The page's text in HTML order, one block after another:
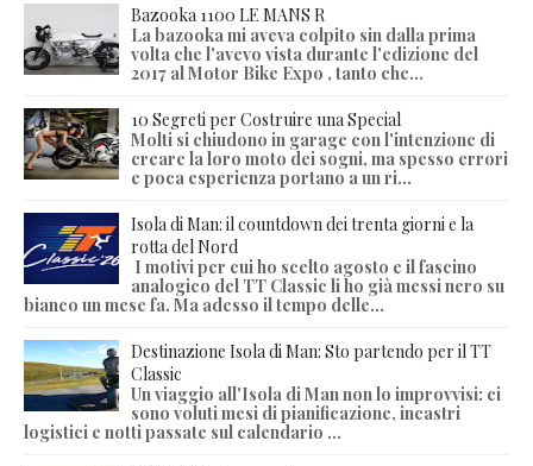
Bazooka 1100 LE MANS R
La bazooka mi aveva colpito sin dalla prima
volta che l'avevo vista durante l'edizione del
2017 al Motor Bike Expo , tanto che...
10 Segreti per Costruire una Special
Molti si chiudono in garage con l'intenzione di
creare la loro moto dei sogni, ma spesso errori
e poca esperienza portano a un ri...
Isola di Man: il countdown dei trenta giorni e la
rotta del Nord
I motivi per cui ho scelto agosto e il fascino
analogico del TT Classic li ho già messi nero su
bianco un mese fa. Ma adesso il tempo delle...
Destinazione Isola di Man: Sto partendo per il TT
Classic
Un viaggio all'Isola di Man non lo improvvisi: ci
sono voluti mesi di pianificazione, incastri
logistici e notti passate sul calendario ...